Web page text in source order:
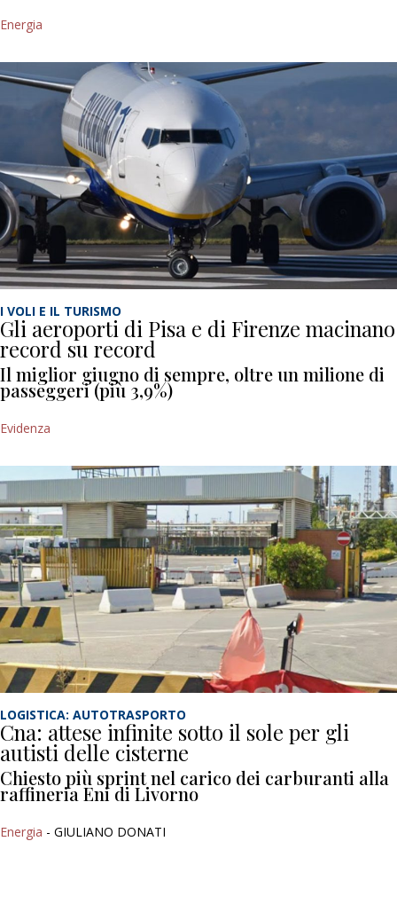
Energia
I VOLI E IL TURISMO
Gli aeroporti di Pisa e di Firenze macinano
record su record
Il miglior giugno di sempre, oltre un milione di
passeggeri (più 3,9%)
Evidenza
LOGISTICA: AUTOTRASPORTO
Cna: attese infinite sotto il sole per gli
autisti delle cisterne
Chiesto più sprint nel carico dei carburanti alla
raffineria Eni di Livorno
Energia - GIULIANO DONATI